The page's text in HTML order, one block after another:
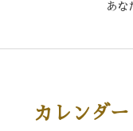
あな
カレンダー